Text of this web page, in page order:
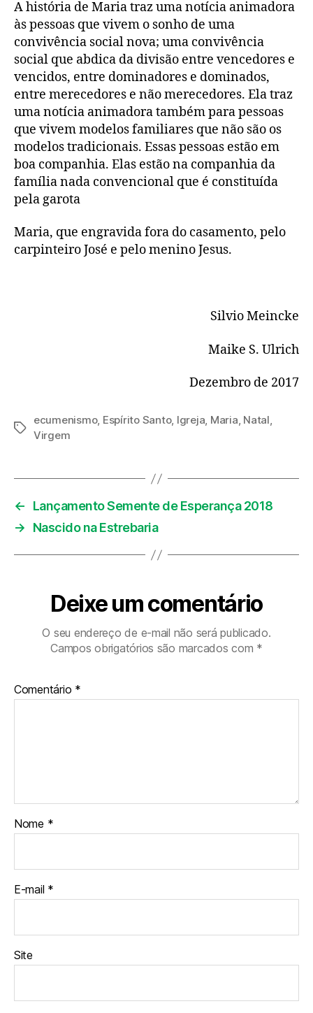
A história de Maria traz uma notícia animadora
às pessoas que vivem o sonho de uma
convivência social nova; uma convivência
social que abdica da divisão entre vencedores e
vencidos, entre dominadores e dominados,
entre merecedores e não merecedores. Ela traz
uma notícia animadora também para pessoas
que vivem modelos familiares que não são os
modelos tradicionais. Essas pessoas estão em
boa companhia. Elas estão na companhia da
família nada convencional que é constituída
pela garota
Maria, que engravida fora do casamento, pelo
carpinteiro José e pelo menino Jesus.
Silvio Meincke
Maike S. Ulrich
Dezembro de 2017
Tags
ecumenismo, Espírito Santo, Igreja, Maria, Natal,
Virgem
←
Lançamento Semente de Esperança 2018
→
Nascido na Estrebaria
Deixe um comentário
O seu endereço de e-mail não será publicado.
Campos obrigatórios são marcados com *
Comentário *
Nome *
E-mail *
Site